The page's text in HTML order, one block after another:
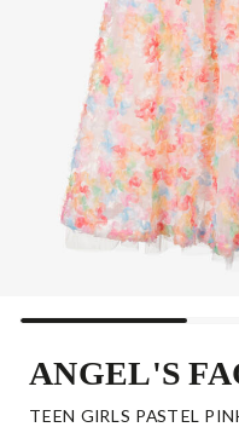
ANGEL'S
TEEN GIRLS PASTEL